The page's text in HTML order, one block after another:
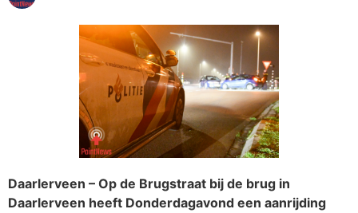
Daarlerveen – Op de Brugstraat bij de brug in
Daarlerveen heeft Donderdagavond een aanrijding